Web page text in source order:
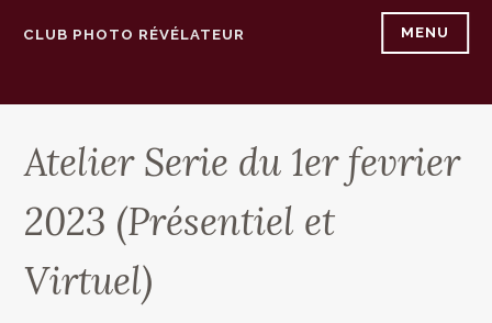
CLUB PHOTO RÉVÉLATEUR MENU
Atelier Serie du 1er fevrier
2023 (Présentiel et
Virtuel)